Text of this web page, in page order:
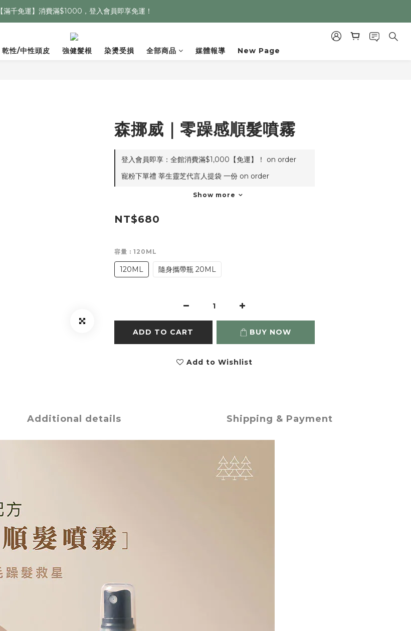
【滿千免運】消費滿$1000，登入會員即享免運！
乾性/中性頭皮 強健髮根 染燙受損 全部商品 媒體報導 New Page
森挪威｜零躁感順髮噴霧
登入會員即享：全館消費滿$1,000【免運】！ on order
寵粉下單禮 莘生靈芝代言人提袋 一份 on order
Show more
NT$680
容量 : 120ML
120ML 隨身攜帶瓶 20ML
ADD TO CART BUY NOW
Add to Wishlist
Additional details Shipping & Payment